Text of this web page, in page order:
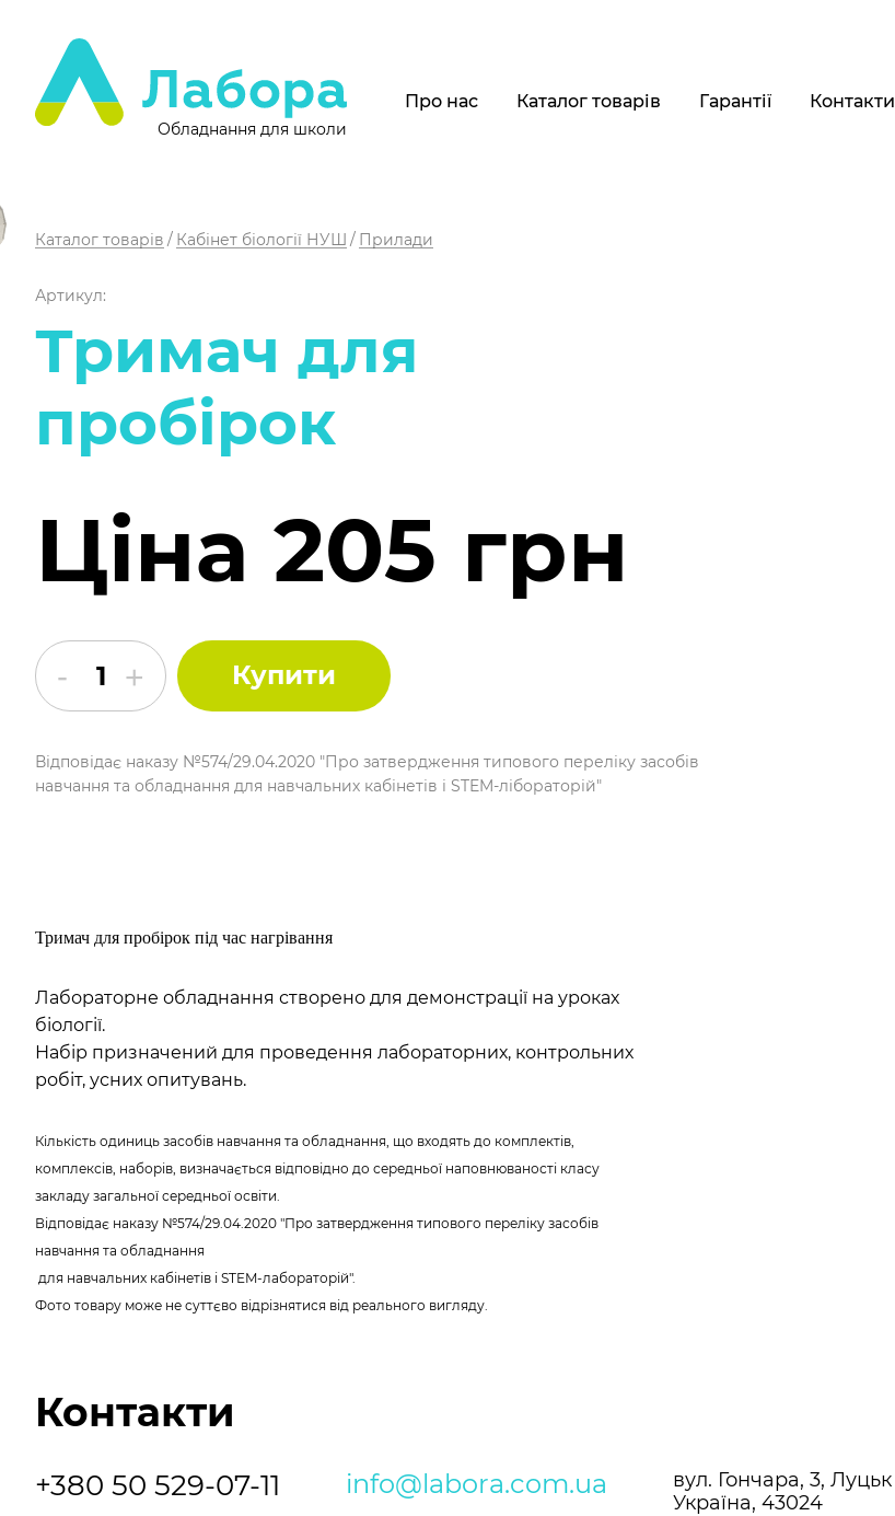
Обладнання для школи
Про нас Каталог товарів Гарантії Контакти
Каталог товарів Кабінет біології НУШ Прилади
Артикул:
Тримач для
пробірок
Ціна 205 грн
Купити
Відповідає наказу №574/29.04.2020 "Про затвердження типового переліку засобів
навчання та обладнання для навчальних кабінетів і STEM-лібораторій"
Тримач для пробірок під час нагрівання
Лабораторне обладнання створено для демонстрації на уроках
біології.
Набір призначений для проведення лабораторних, контрольних
робіт, усних опитувань.
Кількість одиниць засобів навчання та обладнання, що входять до комплектів,
комплексів, наборів, визначається відповідно до середньої наповнюваності класу
закладу загальної середньої освіти.
Відповідає наказу №574/29.04.2020 "Про затвердження типового переліку засобів
навчання та обладнання
для навчальних кабінетів і STEM-лабораторій".
Фото товару може не суттєво відрізнятися від реального вигляду.
Контакти
+380 50 529-07-11 info@labora.com.ua
вул. Гончара, 3, Луцьк
Україна, 43024